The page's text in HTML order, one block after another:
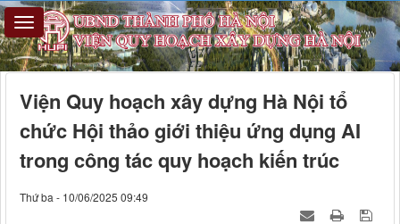
Viện Quy hoạch xây dựng Hà Nội tổ
chức Hội thảo giới thiệu ứng dụng AI
trong công tác quy hoạch kiến trúc
Thứ ba - 10/06/2025 09:49